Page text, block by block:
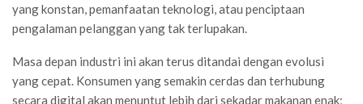
yang konstan, pemanfaatan teknologi, atau penciptaan
pengalaman pelanggan yang tak terlupakan.
Masa depan industri ini akan terus ditandai dengan evolusi
yang cepat. Konsumen yang semakin cerdas dan terhubung
secara digital akan menuntut lebih dari sekadar makanan enak;